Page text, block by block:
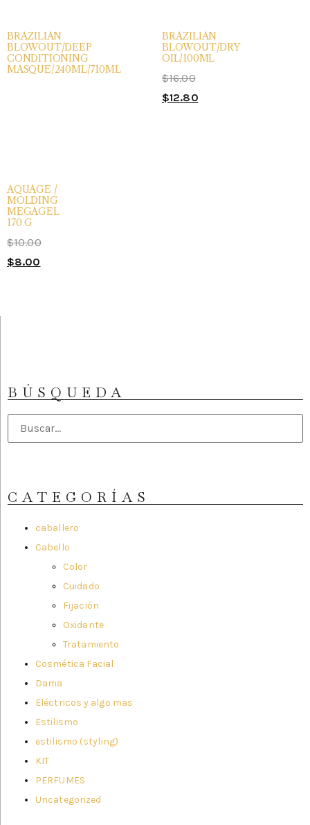
BRAZILIAN
BLOWOUT/DEEP
CONDITIONING
MASQUE/240ML/710ML
BRAZILIAN
BLOWOUT/DRY
OIL/100ML
$16.00
$12.80
AQUAGE /
MOLDING
MEGAGEL
170 G
$10.00
$8.00
BÚSQUEDA
CATEGORÍAS
caballero
Cabello
Color
Cuidado
Fijación
Oxidante
Tratamiento
Cosmética Facial
Dama
Eléctricos y algo mas
Estilismo
estilismo (styling)
KIT
PERFUMES
Uncategorized